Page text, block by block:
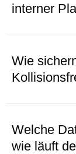
interner
Wie
Welche
wie läuft